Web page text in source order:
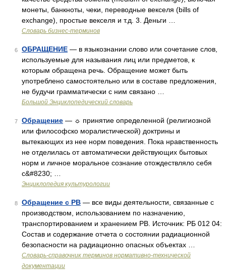
монеты, банкноты, чеки, переводные векселя (bills of
exchange), простые векселя и т.д. 3. Деньги …
Словарь бизнес-терминов
6 ОБРАЩЕНИЕ — в языкознании слово или сочетание слов,
используемые для называния лиц или предметов, к
которым обращена речь. Обращение может быть
употреблено самостоятельно или в составе предложения,
не будучи грамматически с ним связано …
Большой Энциклопедический словарь
7 Обращение — ☼ принятие определенной (религиозной
или философско моралистической) доктрины и
вытекающих из нее норм поведения. Пока нравственность
не отделилась от автоматически действующих бытовых
норм и личное моральное сознание отождествляло себя
с&#8230; …
Энциклопедия культурологии
8 Обращение с РВ — все виды деятельности, связанные с
производством, использованием по назначению,
транспортированием и хранением РВ. Источник: РБ 012 04:
Состав и содержание отчета о состоянии радиационной
безопасности на радиационно опасных объектах …
Словарь-справочник терминов нормативно-технической
документации